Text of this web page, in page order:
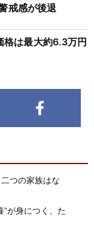
戒感が後退
は最大約6.3万円
つの家族はな
”が身につく、た